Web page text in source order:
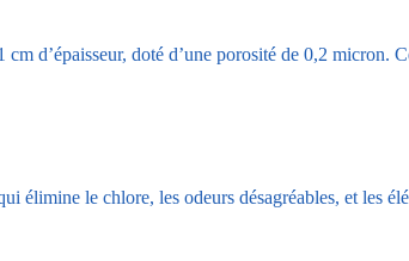
d’épaisseur, doté d’une porosité de 0,2
élimine le chlore, les odeurs désagréables, et les